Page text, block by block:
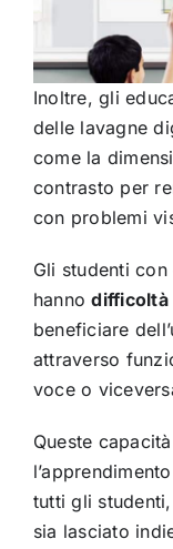
Inoltre, gli
delle lavagne
come la
contrasto per
con problemi
Gli studenti
hannodifficoltà
beneficiare
attraverso
voce o
Queste
l’apprendimento
tutti gli
sia lasciato